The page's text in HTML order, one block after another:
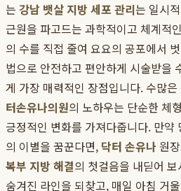
는 강남 뱃살 지방 세포 관리는 일시
근원을 파고드는 과학적이고 체계적
의 수를 직접 줄여 요요의 공포에서
법으로 안전하고 편안하게 시술받을
게 가장 매력적인 장점입니다. 수많
터손유나의원의 노하우는 단순한 체
긍정적인 변화를 가져다줍니다. 만약
의 이별을 꿈꾼다면, 닥터 손유나 원
복부 지방 해결의 첫걸음을 내딛어
숨겨진 라인을 되찾고, 매일 아침 거